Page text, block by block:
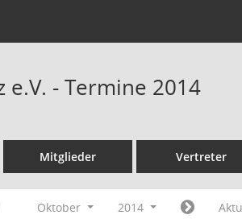
e.V. - Termine 2014
Mitglieder Vertreter
Oktober 2014